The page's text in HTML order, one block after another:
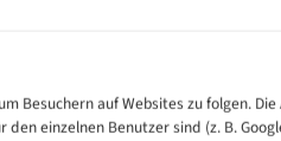
35 - 70
5/8
Besuchern auf Websites zu folgen. Die
einzelnen Benutzer sind (z. B.